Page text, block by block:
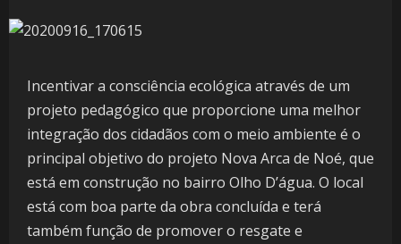
Incentivar a consciência ecológica através de um
projeto pedagógico que proporcione uma melhor
integração dos cidadãos com o meio ambiente é o
principal objetivo do projeto Nova Arca de Noé, que
está em construção no bairro Olho D’água. O local
está com boa parte da obra concluída e terá
também função de promover o resgate e